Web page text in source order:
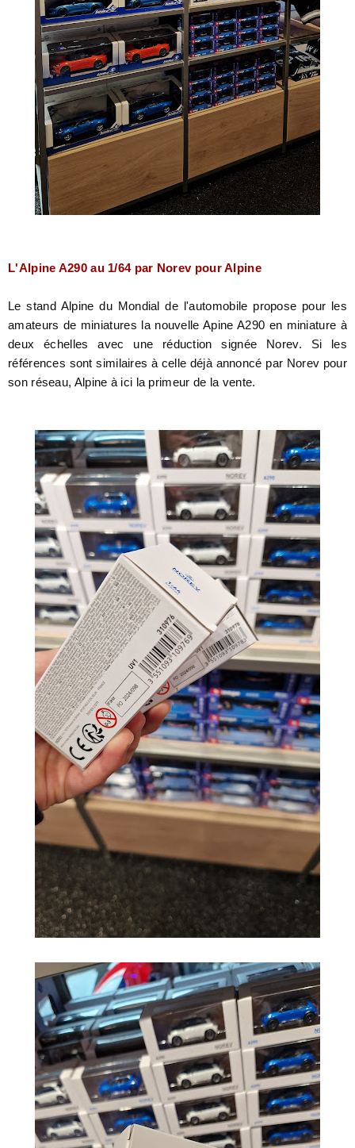
L'Alpine A290 au 1/64 par Norev pour Alpine
Le stand Alpine du Mondial de l'automobile propose pour les
amateurs de miniatures la nouvelle Apine A290 en miniature à
deux échelles avec une réduction signée Norev. Si les
références sont similaires à celle déjà annoncé par Norev pour
son réseau, Alpine à ici la primeur de la vente.